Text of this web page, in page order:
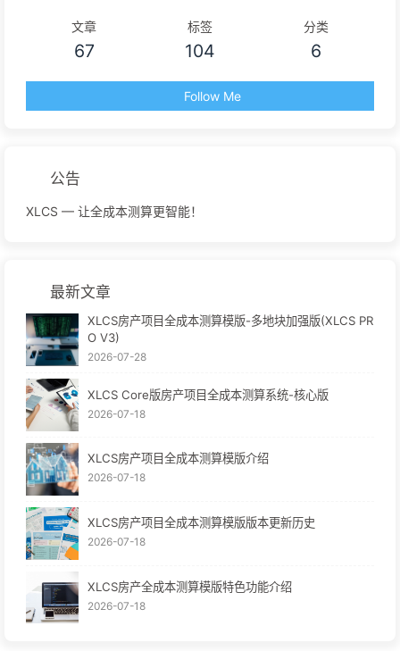
文章
67
标签
104
分类
6
Follow Me
公告
XLCS — 让全成本测算更智能！
最新文章
XLCS房产项目全成本测算模版-多地块加强版(XLCS PR
O V3)
2026-07-28
XLCS Core版房产项目全成本测算系统-核心版
2026-07-18
XLCS房产项目全成本测算模版介绍
2026-07-18
XLCS房产项目全成本测算模版版本更新历史
2026-07-18
XLCS房产全成本测算模版特色功能介绍
2026-07-18